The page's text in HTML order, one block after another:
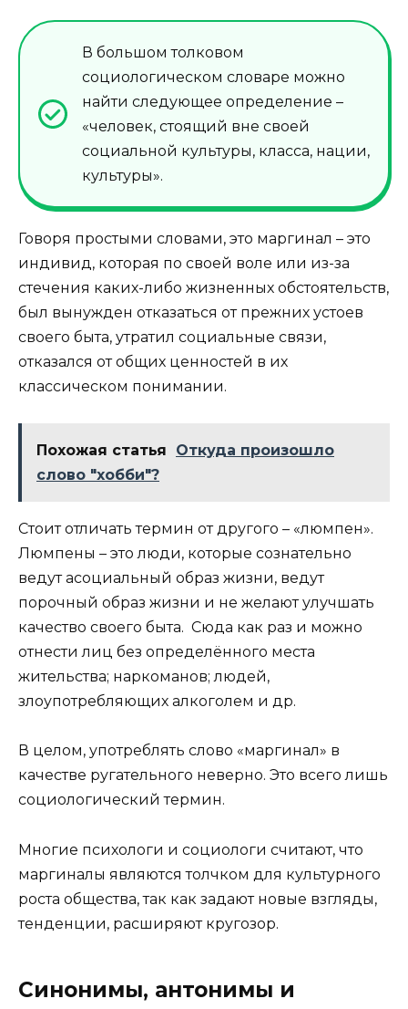
В большом толковом
социологическом словаре можно
найти следующее определение –
«человек, стоящий вне своей
социальной культуры, класса, нации,
культуры».
Говоря простыми словами, это маргинал – это
индивид, которая по своей воле или из-за
стечения каких-либо жизненных обстоятельств,
был вынужден отказаться от прежних устоев
своего быта, утратил социальные связи,
отказался от общих ценностей в их
классическом понимании.
Похожая статья
Откуда произошло
слово "хобби"?
Стоит отличать термин от другого – «люмпен».
Люмпены – это люди, которые сознательно
ведут асоциальный образ жизни, ведут
порочный образ жизни и не желают улучшать
качество своего быта. Сюда как раз и можно
отнести лиц без определённого места
жительства; наркоманов; людей,
злоупотребляющих алкоголем и др.
В целом, употреблять слово «маргинал» в
качестве ругательного неверно. Это всего лишь
социологический термин.
Многие психологи и социологи считают, что
маргиналы являются толчком для культурного
роста общества, так как задают новые взгляды,
тенденции, расширяют кругозор.
Синонимы, антонимы и